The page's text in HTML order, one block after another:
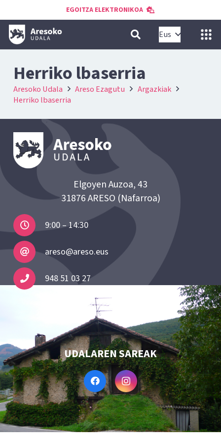
EGOITZA ELEKTRONIKOA
Eus
Herriko lbaserria
Aresoko Udala Areso Ezagutu
Argazkiak
Herriko lbaserria
Elgoyen Auzoa, 43
31876 ARESO (Nafarroa)
9:00 – 14:30
areso@areso.eus
948 51 03 27
UDALAREN SAREAK